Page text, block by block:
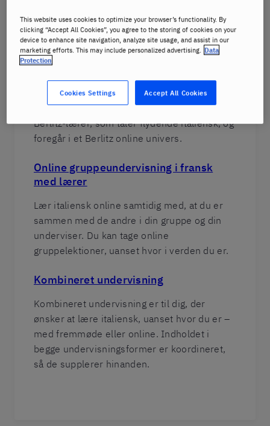
Vores online italienskkurser
Online privatundervisning i italiensk
med lærer
Disse lektioner i italiensk undervises af en
Berlitz-lærer, som taler flydende italiensk, og
foregår i et Berlitz online univers.
Online gruppeundervisning i fransk
med lærer
Lær italiensk online samtidig med, at du er
sammen med de andre i din gruppe og din
underviser. Du kan tage online
gruppelektioner, uanset hvor i verden du er.
Kombineret undervisning
Kombineret undervisning er til dig, der
ønsker at lære italiensk, uanset hvor du er –
med fremmøde eller online. Indholdet i
begge undervisningsformer er koordineret,
så de supplerer hinanden.
This website uses cookies to optimize your browser’s functionality. By
clicking “Accept All Cookies”, you agree to the storing of cookies on your
device to enhance site navigation, analyze site usage, and assist in our
marketing efforts. This may include personalized advertising. Data
Protection
Accept All Cookies
Cookies Settings